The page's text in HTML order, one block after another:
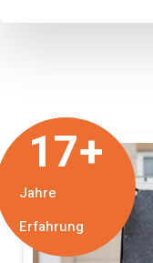
Jahre
Erfahrung
17+